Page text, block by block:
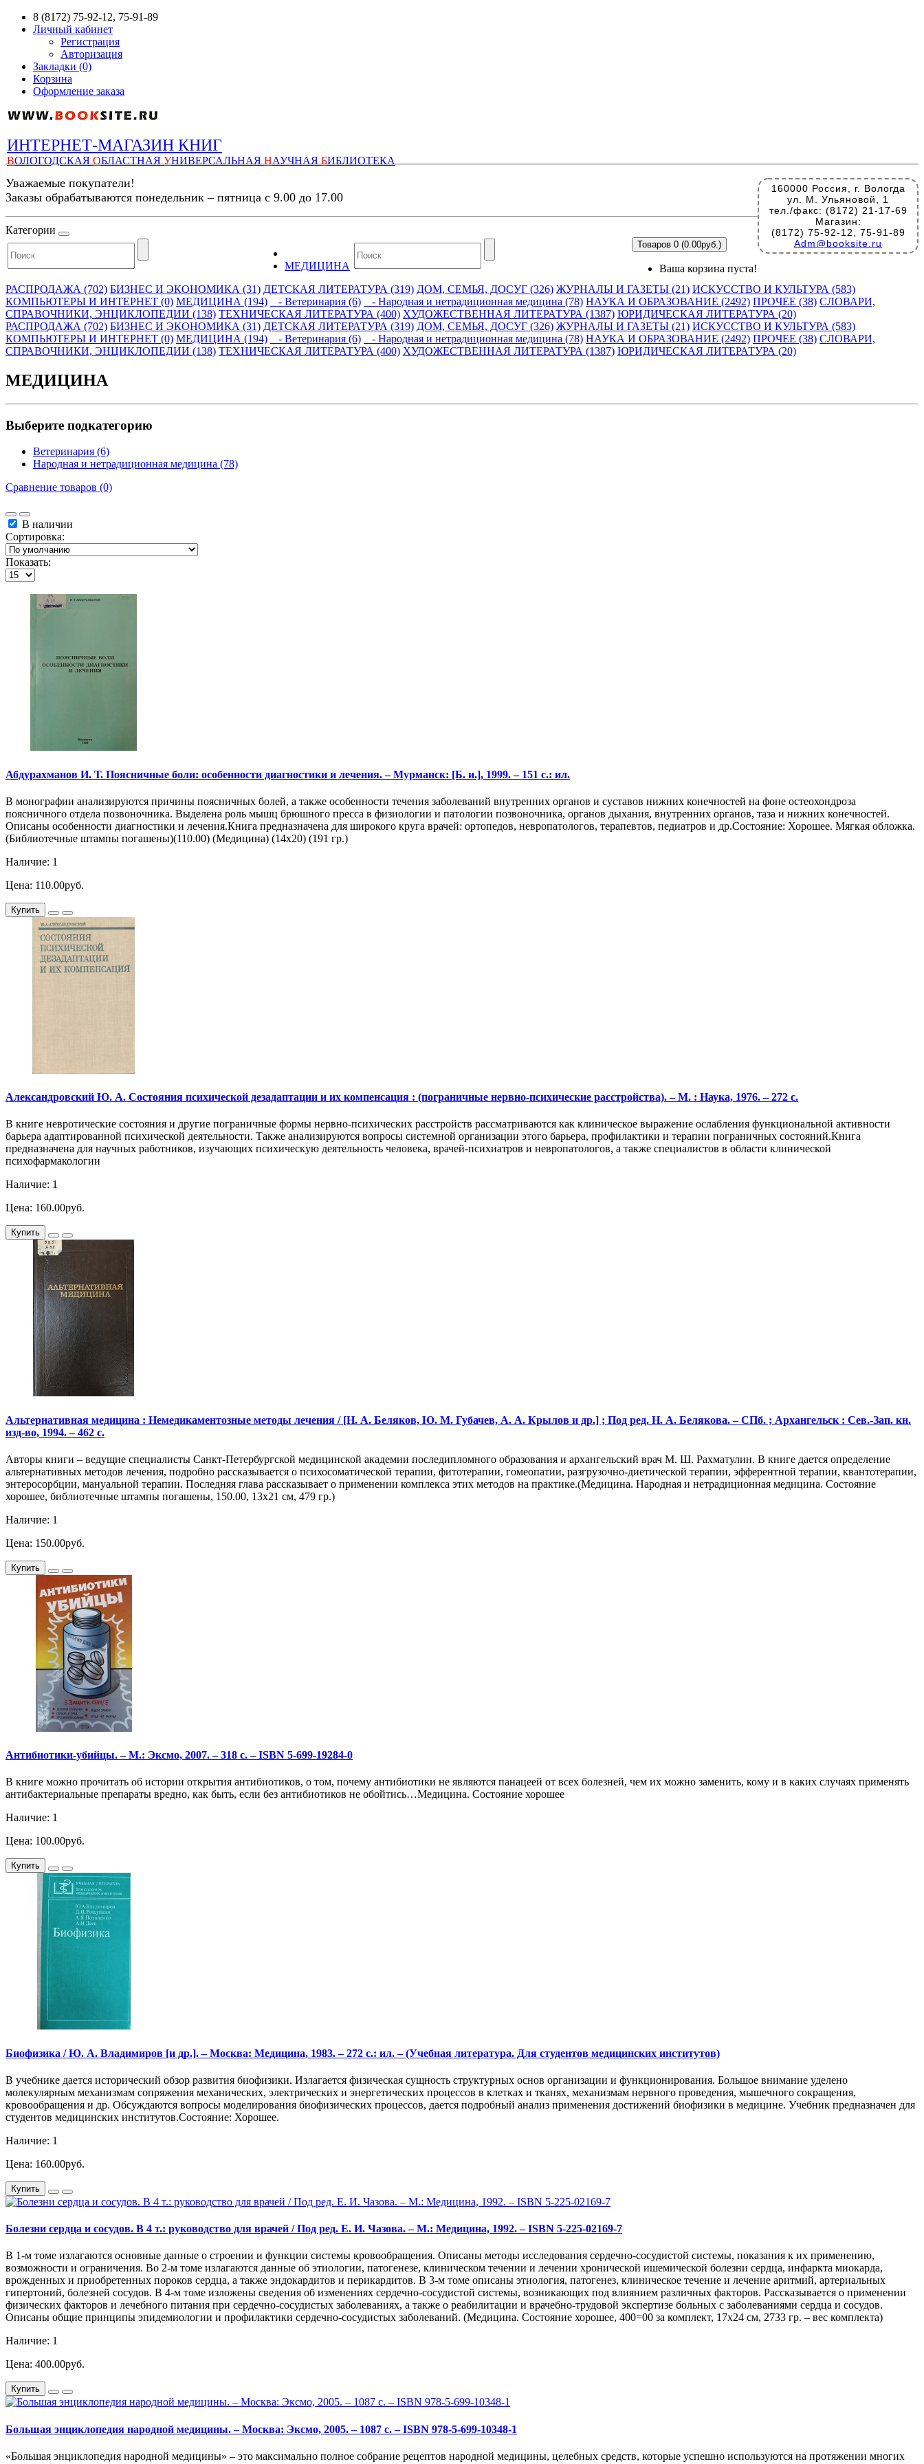
8 (8172) 75-92-12, 75-91-89
Личный кабинет
Регистрация
Авторизация
Закладки (0)
Корзина
Оформление заказа
ИНТЕРНЕТ-МАГАЗИН КНИГ
ВОЛОГОДСКАЯ ОБЛАСТНАЯ УНИВЕРСАЛЬНАЯ НАУЧНАЯ БИБЛИОТЕКА
160000 Россия, г. Вологда
ул. М. Ульяновой, 1
тел./факс: (8172) 21-17-69
Магазин:
(8172) 75-92-12, 75-91-89
Adm@booksite.ru
Уважаемые покупатели!
Заказы обрабатываются понедельник – пятница с 9.00 до 17.00
Категории
Товаров 0 (0.00руб.)
Ваша корзина пуста!
МЕДИЦИНА
РАСПРОДАЖА (702) БИЗНЕС И ЭКОНОМИКА (31) ДЕТСКАЯ ЛИТЕРАТУРА (319) ДОМ, СЕМЬЯ, ДОСУГ (326) ЖУРНАЛЫ И ГАЗЕТЫ (21) ИСКУССТВО И КУЛЬТУРА (583)
КОМПЬЮТЕРЫ И ИНТЕРНЕТ (0) МЕДИЦИНА (194) - Ветеринария (6) - Народная и нетрадиционная медицина (78) НАУКА И ОБРАЗОВАНИЕ (2492) ПРОЧЕЕ (38) СЛОВАРИ,
СПРАВОЧНИКИ, ЭНЦИКЛОПЕДИИ (138) ТЕХНИЧЕСКАЯ ЛИТЕРАТУРА (400) ХУДОЖЕСТВЕННАЯ ЛИТЕРАТУРА (1387) ЮРИДИЧЕСКАЯ ЛИТЕРАТУРА (20)
РАСПРОДАЖА (702) БИЗНЕС И ЭКОНОМИКА (31) ДЕТСКАЯ ЛИТЕРАТУРА (319) ДОМ, СЕМЬЯ, ДОСУГ (326) ЖУРНАЛЫ И ГАЗЕТЫ (21) ИСКУССТВО И КУЛЬТУРА (583)
КОМПЬЮТЕРЫ И ИНТЕРНЕТ (0) МЕДИЦИНА (194) - Ветеринария (6) - Народная и нетрадиционная медицина (78) НАУКА И ОБРАЗОВАНИЕ (2492) ПРОЧЕЕ (38) СЛОВАРИ,
СПРАВОЧНИКИ, ЭНЦИКЛОПЕДИИ (138) ТЕХНИЧЕСКАЯ ЛИТЕРАТУРА (400) ХУДОЖЕСТВЕННАЯ ЛИТЕРАТУРА (1387) ЮРИДИЧЕСКАЯ ЛИТЕРАТУРА (20)
МЕДИЦИНА
Выберите подкатегорию
Ветеринария (6)
Народная и нетрадиционная медицина (78)
Сравнение товаров (0)
В наличии
Сортировка:
Показать:
Абдурахманов И. Т. Поясничные боли: особенности диагностики и лечения. – Мурманск: [Б. и.], 1999. – 151 с.: ил.
В монографии анализируются причины поясничных болей, а также особенности течения заболеваний внутренних органов и суставов нижних конечностей на фоне остеохондроза
поясничного отдела позвоночника. Выделена роль мышц брюшного пресса в физиологии и патологии позвоночника, органов дыхания, внутренних органов, таза и нижних конечностей.
Описаны особенности диагностики и лечения.Книга предназначена для широкого круга врачей: ортопедов, невропатологов, терапевтов, педиатров и др.Состояние: Хорошее. Мягкая обложка.
(Библиотечные штампы погашены)(110.00) (Медицина) (14х20) (191 гр.)
Наличие: 1
Цена: 110.00руб.
Купить
Александровский Ю. А. Состояния психической дезадаптации и их компенсация : (пограничные нервно-психические расстройства). – М. : Наука, 1976. – 272 с.
В книге невротические состояния и другие пограничные формы нервно-психических расстройств рассматриваются как клиническое выражение ослабления функциональной активности
барьера адаптированной психической деятельности. Также анализируются вопросы системной организации этого барьера, профилактики и терапии пограничных состояний.Книга
предназначена для научных работников, изучающих психическую деятельность человека, врачей-психиатров и невропатологов, а также специалистов в области клинической
психофармакологии
Наличие: 1
Цена: 160.00руб.
Купить
Альтернативная медицина : Немедикаментозные методы лечения / [Н. А. Беляков, Ю. М. Губачев, А. А. Крылов и др.] ; Под ред. Н. А. Белякова. – СПб. ; Архангельск : Сев.-Зап. кн.
изд-во, 1994. – 462 с.
Авторы книги – ведущие специалисты Санкт-Петербургской медицинской академии последипломного образования и архангельский врач М. Ш. Рахматулин. В книге дается определение
альтернативных методов лечения, подробно рассказывается о психосоматической терапии, фитотерапии, гомеопатии, разгрузочно-диетической терапии, эфферентной терапии, квантотерапии,
энтеросорбции, мануальной терапии. Последняя глава рассказывает о применении комплекса этих методов на практике.(Медицина. Народная и нетрадиционная медицина. Состояние
хорошее, библиотечные штампы погашены, 150.00, 13х21 см, 479 гр.)
Наличие: 1
Цена: 150.00руб.
Купить
Антибиотики-убийцы. – М.: Эксмо, 2007. – 318 с. – ISBN 5-699-19284-0
В книге можно прочитать об истории открытия антибиотиков, о том, почему антибиотики не являются панацеей от всех болезней, чем их можно заменить, кому и в каких случаях применять
антибактериальные препараты вредно, как быть, если без антибиотиков не обойтись…Медицина. Состояние хорошее
Наличие: 1
Цена: 100.00руб.
Купить
Биофизика / Ю. А. Владимиров [и др.]. – Москва: Медицина, 1983. – 272 с.: ил. – (Учебная литература. Для студентов медицинских институтов)
В учебнике дается исторический обзор развития биофизики. Излагается физическая сущность структурных основ организации и функционирования. Большое внимание уделено
молекулярным механизмам сопряжения механических, электрических и энергетических процессов в клетках и тканях, механизмам нервного проведения, мышечного сокращения,
кровообращения и др. Обсуждаются вопросы моделирования биофизических процессов, дается подробный анализ применения достижений биофизики в медицине. Учебник предназначен для
студентов медицинских институтов.Состояние: Хорошее.
Наличие: 1
Цена: 160.00руб.
Купить
Болезни сердца и сосудов. В 4 т.: руководство для врачей / Под ред. Е. И. Чазова. – М.: Медицина, 1992. – ISBN 5-225-02169-7
В 1-м томе излагаются основные данные о строении и функции системы кровообращения. Описаны методы исследования сердечно-сосудистой системы, показания к их применению,
возможности и ограничения. Во 2-м томе излагаются данные об этиологии, патогенезе, клиническом течении и лечении хронической ишемической болезни сердца, инфаркта миокарда,
врожденных и приобретенных пороков сердца, а также эндокардитов и перикардитов. В 3-м томе описаны этиология, патогенез, клиническое течение и лечение аритмий, артериальных
гипертоний, болезней сосудов. В 4-м томе изложены сведения об изменениях сердечно-сосудистой системы, возникающих под влиянием различных факторов. Рассказывается о применении
физических факторов и лечебного питания при сердечно-сосудистых заболеваниях, а также о реабилитации и врачебно-трудовой экспертизе больных с заболеваниями сердца и сосудов.
Описаны общие принципы эпидемиологии и профилактики сердечно-сосудистых заболеваний. (Медицина. Состояние хорошее, 400=00 за комплект, 17х24 см, 2733 гр. – вес комплекта)
Наличие: 1
Цена: 400.00руб.
Купить
Большая энциклопедия народной медицины. – Москва: Эксмо, 2005. – 1087 с. – ISBN 978-5-699-10348-1
«Большая энциклопедия народной медицины» – это максимально полное собрание рецептов народной медицины, целебных средств, которые успешно используются на протяжении многих